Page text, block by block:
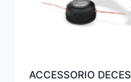
ACCESSORIO